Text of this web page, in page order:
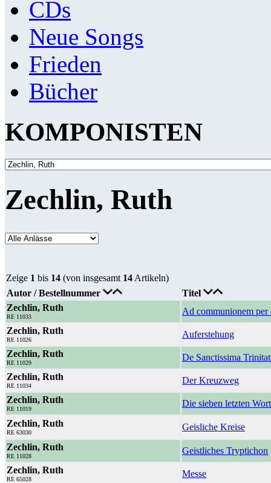
CDs
Neue Songs
Frieden
Bücher
KOMPONISTEN
Zechlin, Ruth
Zeige 1 bis 14 (von insgesamt 14 Artikeln)
Autor / Bestellnummer
Titel
Zechlin, Ruth
RE 11033
Ad communionem per
Zechlin, Ruth
RE 11026
Auferstehung
Zechlin, Ruth
RE 11029
De Sanctissima
Zechlin, Ruth
RE 11034
Der Kreuzweg
Zechlin, Ruth
RE 11019
Die sieben letzten
Zechlin, Ruth
RE 63030
Geisliche Kreise
Zechlin, Ruth
RE 11028
Geistliches Tryptichon
Zechlin, Ruth
RE 65028
Messe